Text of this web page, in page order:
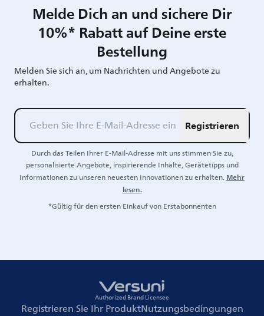
Melde Dich an und sichere Dir
10%* Rabatt auf Deine erste
Bestellung
Melden Sie sich an, um Nachrichten und Angebote zu
erhalten.
Registrieren
Durch das Teilen Ihrer E-Mail-Adresse mit uns stimmen Sie zu,
personalisierte Angebote, inspirierende Inhalte, Gerätetipps und
Informationen zu unseren neuesten Innovationen zu erhalten.Mehr
lesen.
*Gültig für den ersten Einkauf von Erstabonnenten
Authorized Brand Licensee
Registrieren Sie Ihr ProduktNutzungsbedingungen